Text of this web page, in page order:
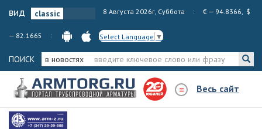
вид 8 Августа 2026г, Суббота € — 94.8366, $
— 82.1665 Select Language ▼
ПОИСК в новостях
Весь сайт